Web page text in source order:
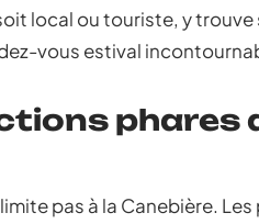
local ou touriste, y
vous estival
phares
pas à la Canebière.